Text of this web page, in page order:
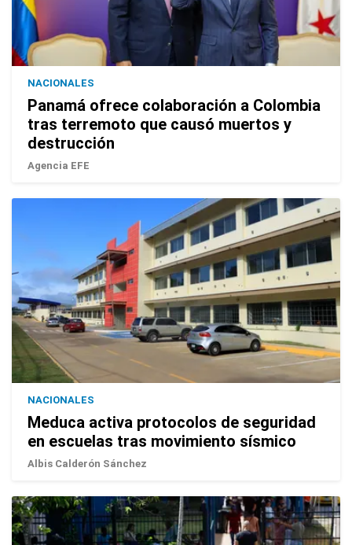
NACIONALES
Panamá ofrece colaboración a Colombia
tras terremoto que causó muertos y
destrucción
Agencia EFE
NACIONALES
Meduca activa protocolos de seguridad
en escuelas tras movimiento sísmico
Albis Calderón Sánchez